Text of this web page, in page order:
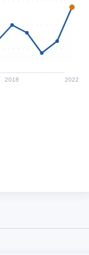
2018 2022